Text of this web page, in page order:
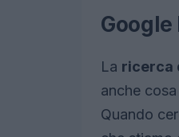
La ricerca
anche
Quando